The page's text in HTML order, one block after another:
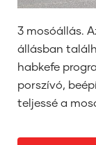
3 mosóállás.
állásban
habkefe
porszívó,
teljessé a